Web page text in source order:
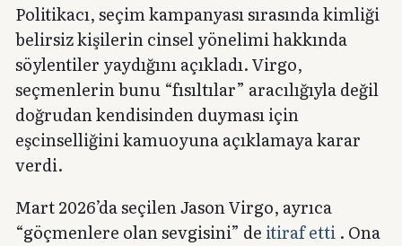
Politikacı, seçim kampanyası sırasında kimliği
belirsiz kişilerin cinsel yönelimi hakkında
söylentiler yaydığını açıkladı. Virgo,
seçmenlerin bunu “fısıltılar” aracılığıyla değil
doğrudan kendisinden duyması için
eşcinselliğini kamuoyuna açıklamaya karar
verdi.
Mart 2026’da seçilen Jason Virgo, ayrıca
“göçmenlere olan sevgisini” de itiraf etti. Ona